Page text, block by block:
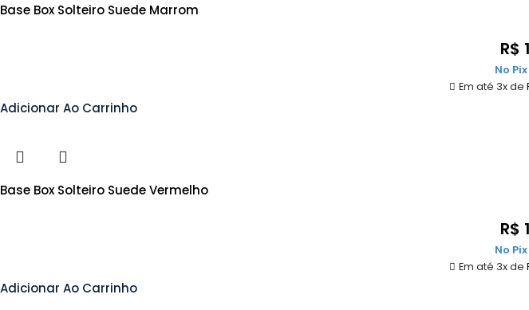
Base Box Solteiro Suede Marrom
R$
Em até 3x de
No Pix
Adicionar Ao Carrinho
Base Box Solteiro Suede Vermelho
R$
Em até 3x de
No Pix
Adicionar Ao Carrinho